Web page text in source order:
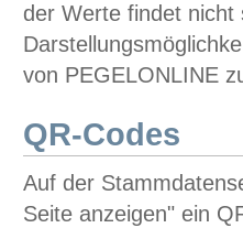
der Werte findet
von PEGELONLINE
QR-Codes
Auf der
Seite anzeigen" ein